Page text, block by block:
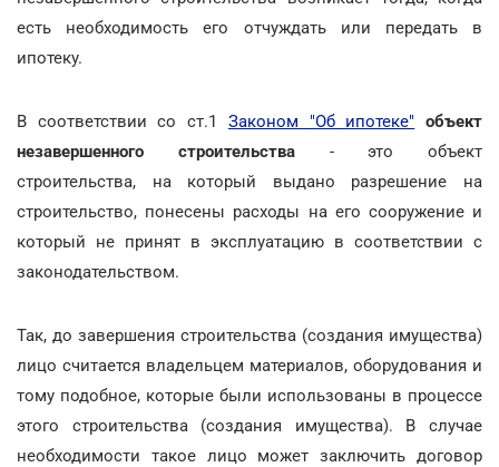
есть необходимость его отчуждать или передать в
ипотеку.
В соответствии со ст.1 Законом "Об ипотеке" объект
незавершенного строительства- это объект
строительства, на который выдано разрешение на
строительство, понесены расходы на его сооружение и
который не принят в эксплуатацию в соответствии с
законодательством.
Так, до завершения строительства (создания имущества)
лицо считается владельцем материалов, оборудования и
тому подобное, которые были использованы в процессе
этого строительства (создания имущества). В случае
необходимости такое лицо может заключить договор